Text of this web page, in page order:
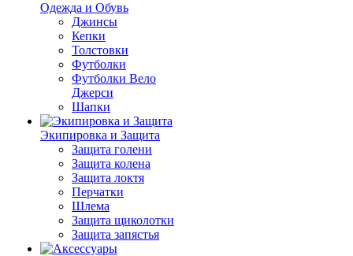
Одежда и Обувь
Джинсы
Кепки
Толстовки
Футболки
Футболки Вело
Джерси
Шапки
Экипировка и Защита
Защита голени
Защита колена
Защита локтя
Перчатки
Шлема
Защита щиколотки
Защита запястья